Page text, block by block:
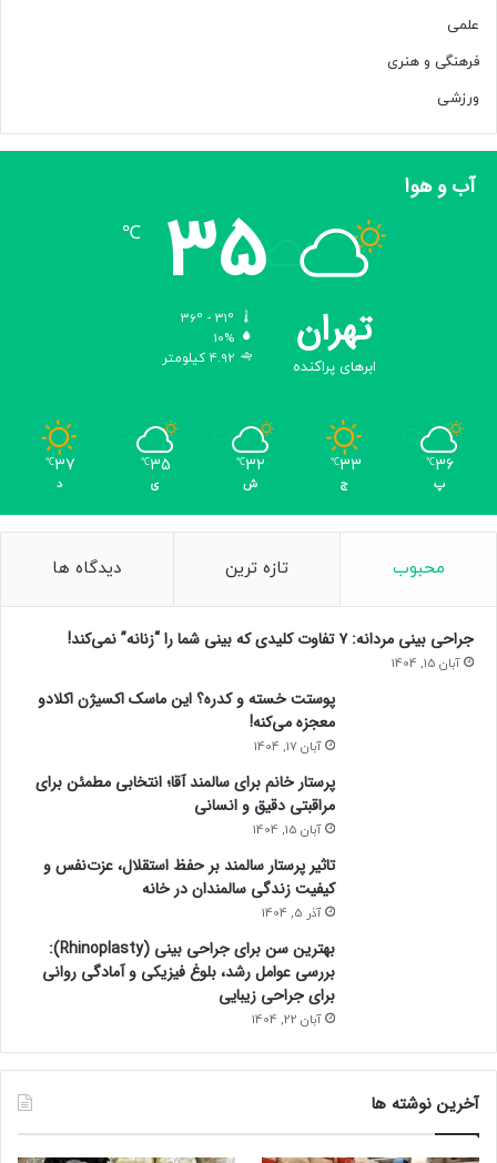
علمی
فرهنگی و هنری
ورزشی
آب و هوا
تهران
ابرهای پراکنده
35
℃
10%
4.92 کیلومتر
36
℃
پ
33
℃
ج
32
℃
ش
35
℃
ی
37
℃
د
محبوب تازه ترین دیدگاه ها
جراحی بینی مردانه: ۷ تفاوت کلیدی که بینی شما را “زنانه” نمی‌کند!
آبان 15, 1404
پوستت خسته و کدره؟ این ماسک اکسیژن اکلادو
معجزه می‌کنه!
آبان 17, 1404
پرستار خانم برای سالمند آقا؛ انتخابی مطمئن برای
مراقبتی دقیق و انسانی
آبان 15, 1404
تاثیر پرستار سالمند بر حفظ استقلال، عزت‌نفس و
کیفیت زندگی سالمندان در خانه
آذر 5, 1404
بهترین سن برای جراحی بینی (Rhinoplasty):
بررسی عوامل رشد، بلوغ فیزیکی و آمادگی روانی
برای جراحی زیبایی
آبان 22, 1404
آخرین نوشته ها